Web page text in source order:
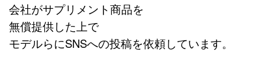
会社がサプリメント商品を
無償提供した上で
モデルらにSNSへの投稿を依頼しています。